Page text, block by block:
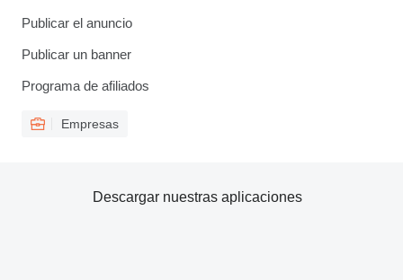
Publicar el anuncio
Publicar un banner
Programa de afiliados
Empresas
Descargar nuestras aplicaciones